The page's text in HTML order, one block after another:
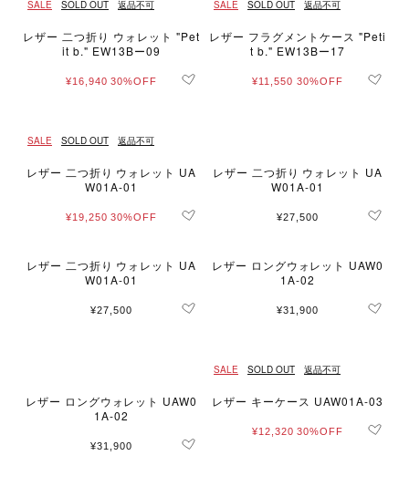
SALE SOLD OUT 返品不可
レザー 二つ折り ウォレット "Pet
it b." EW13Bー09
¥16,940 30%OFF
SALE SOLD OUT 返品不可
レザー フラグメントケース "Peti
t b." EW13Bー17
¥11,550 30%OFF
SALE SOLD OUT 返品不可
レザー 二つ折り ウォレット UA
W01A-01
¥19,250 30%OFF
レザー 二つ折り ウォレット UA
W01A-01
¥27,500
レザー 二つ折り ウォレット UA
W01A-01
¥27,500
レザー ロングウォレット UAW0
1A-02
¥31,900
レザー ロングウォレット UAW0
1A-02
¥31,900
SALE SOLD OUT 返品不可
レザー キーケース UAW01A-03
¥12,320 30%OFF